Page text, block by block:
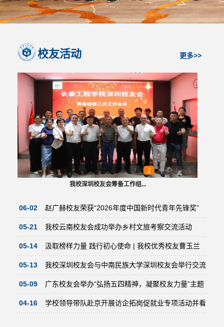
更多>>
校友活动
1 2 3 4 5
我校深圳校友会筹备工作组...
06-02 赵广赫校友荣获“2026年度中国新时代青年先锋奖”
05-21 我校云南校友会成功举办乡村文旅考察交流活动
05-14 汲取榜样力量 践行初心使命 | 我校优秀校友曹玉兰
回校作专题报告
05-13 我校深圳校友会与中南民族大学深圳校友会举行交流
联谊活动
05-09 广东校友会举办“弘扬五四精神，凝聚校友力量”主题
活动
04-16 学校领导带队赴京开展访企拓岗促就业专项活动并看